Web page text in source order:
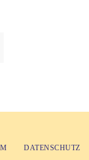
DATENSCHUTZ